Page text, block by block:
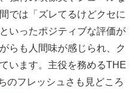
では「ズレてるけどクセに
いったポジティブな評価が
らも人間味が感じられ、ク
います。主役を務めるTHE
のフレッシュさも見どころ